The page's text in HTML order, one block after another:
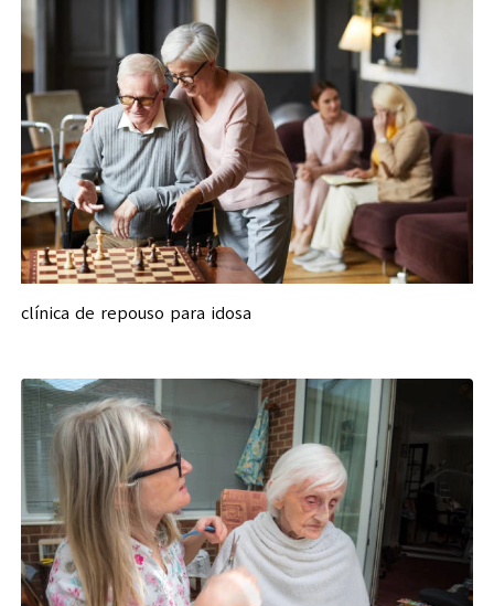
clínica de repouso para idosa